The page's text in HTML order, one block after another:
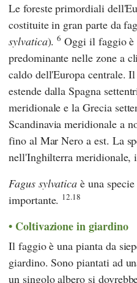
Le foreste primordiali
costituite in gran parte da
sylvatica).6 Oggi il faggio è
predominante nelle zone a
caldo dell'Europa centrale.
estende dalla Spagna
meridionale e la Grecia
Scandinavia meridionale a
fino al Mar Nero a est. La
nell'Inghilterra meridionale,
Fagus sylvatica è una
importante. 12.18
Coltivazione in giardino
Il faggio è una pianta da
giardino. Sono piantati ad
un singolo albero si